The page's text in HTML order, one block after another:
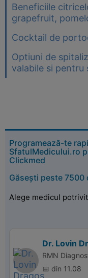
Beneficiile
grapefruit,
Cocktail de
Optiuni de
valabile si pentru
Programează-te
SfatulMedicului.ro
Clickmed
Găsești peste
Alege medicul
Dr. Lovin
RMN
📅 din 11.08